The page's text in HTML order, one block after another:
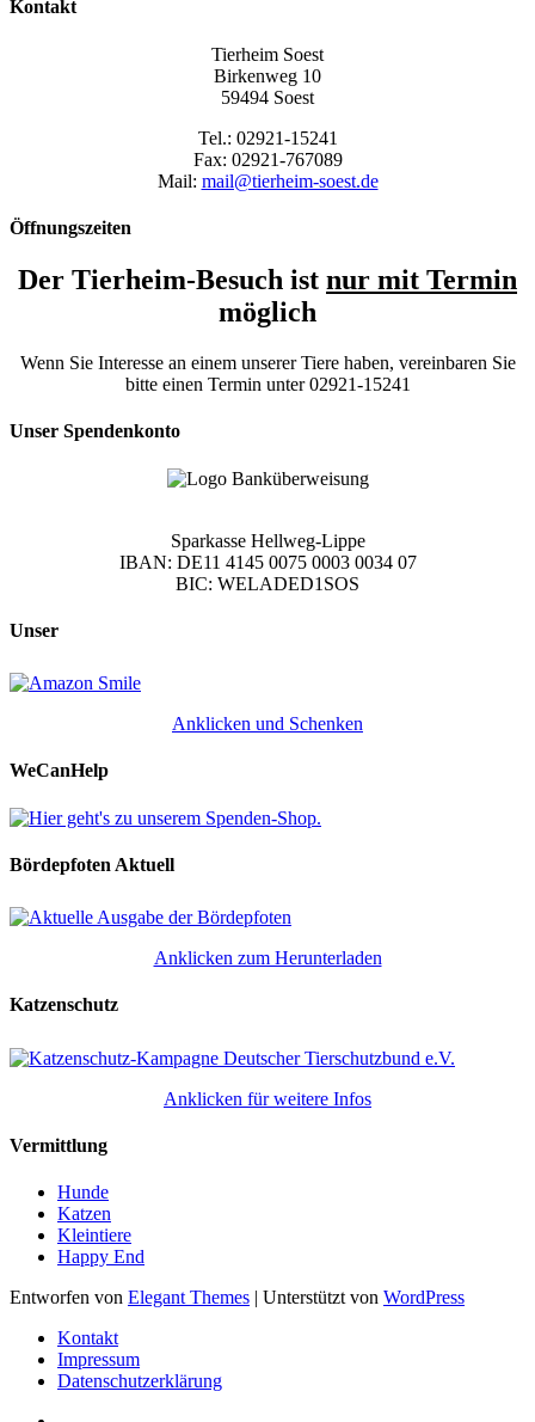
Kontakt
Tierheim Soest
Birkenweg 10
59494 Soest
Tel.: 02921-15241
Fax: 02921-767089
Mail: mail@tierheim-soest.de
Öffnungszeiten
Der Tierheim-Besuch ist nur mit Termin
möglich
Wenn Sie Interesse an einem unserer Tiere haben, vereinbaren Sie
bitte einen Termin unter 02921-15241
Unser Spendenkonto
Sparkasse Hellweg-Lippe
IBAN: DE11 4145 0075 0003 0034 07
BIC: WELADED1SOS
Unser
Anklicken und Schenken
WeCanHelp
Bördepfoten Aktuell
Anklicken zum Herunterladen
Katzenschutz
Anklicken für weitere Infos
Vermittlung
Hunde
Katzen
Kleintiere
Happy End
Entworfen von Elegant Themes | Unterstützt von WordPress
Kontakt
Impressum
Datenschutzerklärung